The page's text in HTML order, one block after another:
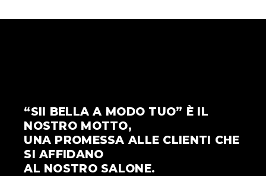
“SII BELLA A MODO TUO” È IL
NOSTRO MOTTO,
UNA PROMESSA ALLE CLIENTI CHE
SI AFFIDANO
AL NOSTRO SALONE.